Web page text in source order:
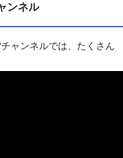
ンネル
ャンネルでは、たくさん